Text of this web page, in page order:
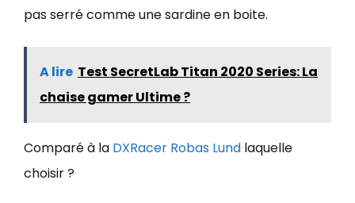
pas serré comme une sardine en boite.
A lire Test SecretLab Titan 2020 Series: La
chaise gamer Ultime ?
Comparé à la DXRacer Robas Lund laquelle
choisir ?